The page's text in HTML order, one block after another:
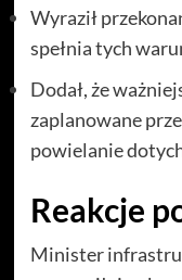
Wyraził
spełnia tych
Dodał, że
zaplanowane
powielanie
Reakcje
Minister